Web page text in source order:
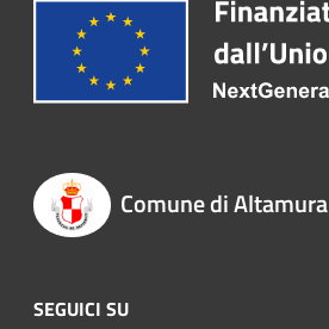
Comune di Altamura
SEGUICI SU